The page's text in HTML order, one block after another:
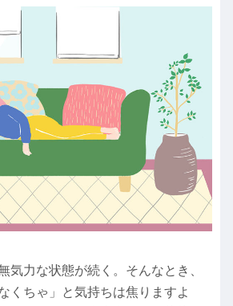
気力な状態が続く。そんなとき、
くちゃ」と気持ちは焦りますよ